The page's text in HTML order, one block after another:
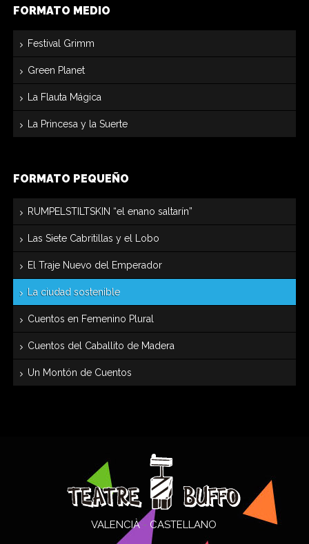
FORMATO MEDIO
Festival Grimm
Green Planet
La Flauta Mágica
La Princesa y la Suerte
FORMATO PEQUEÑO
RUMPELSTILTSKIN “el enano saltarín”
Las Siete Cabritillas y el Lobo
El Traje Nuevo del Emperador
La ciudad sostenible
Cuentos en Femenino Plural
Cuentos del Caballito de Madera
Un Montón de Cuentos
VALENCIÀ- CASTELLANO